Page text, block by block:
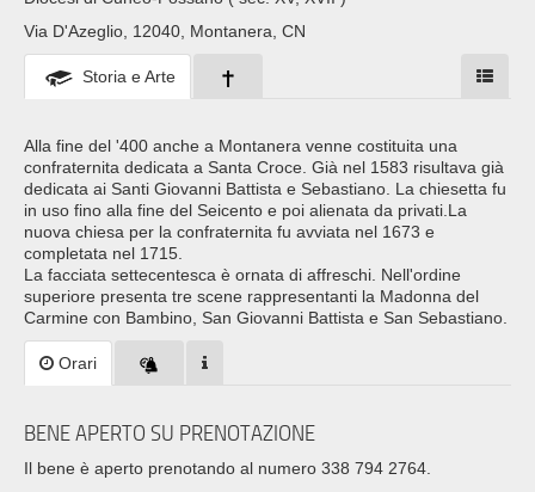
Via D'Azeglio, 12040, Montanera, CN
Storia e Arte
Alla fine del '400 anche a Montanera venne costituita una
confraternita dedicata a Santa Croce. Già nel 1583 risultava già
dedicata ai Santi Giovanni Battista e Sebastiano. La chiesetta fu
in uso fino alla fine del Seicento e poi alienata da privati.La
nuova chiesa per la confraternita fu avviata nel 1673 e
completata nel 1715.
La facciata settecentesca è ornata di affreschi. Nell'ordine
superiore presenta tre scene rappresentanti la Madonna del
Carmine con Bambino, San Giovanni Battista e San Sebastiano.
Orari
BENE APERTO SU PRENOTAZIONE
Il bene è aperto prenotando al numero 338 794 2764.